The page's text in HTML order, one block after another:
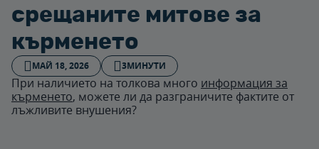
срещаните митове за
кърменето
МАЙ 18, 2026 3МИНУТИ
При наличието на толкова много информация за
кърменето, можете ли да разграничите фактите от
лъжливите внушения?